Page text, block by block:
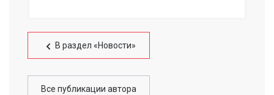
В раздел «Новости»
Все публикации автора